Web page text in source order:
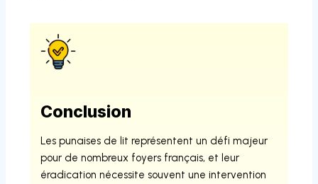
Conclusion
Les punaises de lit représentent un défi majeur
pour de nombreux foyers français, et leur
éradication nécessite souvent une intervention